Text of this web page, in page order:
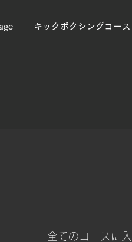
キックボクシングコース
全てのコースに